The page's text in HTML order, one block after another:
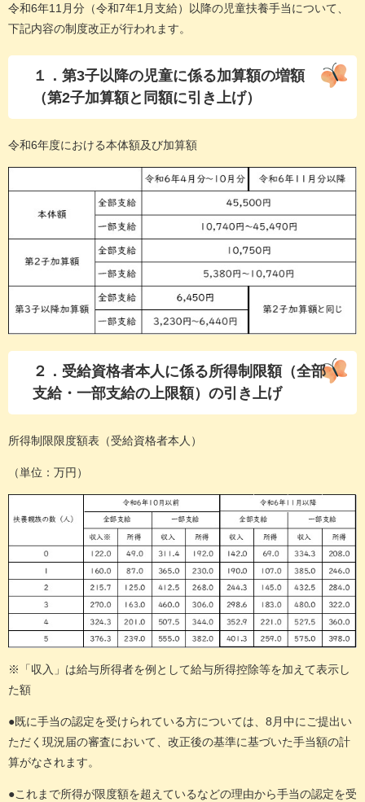
令和6年11月分（令和7年1月支給）以降の児童扶養手当について、
下記内容の制度改正が行われます。
１．第3子以降の児童に係る加算額の増額
（第2子加算額と同額に引き上げ）
令和6年度における本体額及び加算額
２．受給資格者本人に係る所得制限額（全部
支給・一部支給の上限額）の引き上げ
所得制限限度額表（受給資格者本人）
（単位：万円）
※「収入」は給与所得者を例として給与所得控除等を加えて表示し
た額
●既に手当の認定を受けられている方については、8月中にご提出い
ただく現況届の審査において、改正後の基準に基づいた手当額の計
算がなされます。
●これまで所得が限度額を超えているなどの理由から手当の認定を受